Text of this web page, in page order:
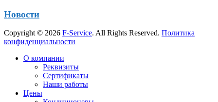
Новости
Copyright © 2026 F-Service. All Rights Reserved. Политика
конфиденциальности
вверх
О компании
Реквизиты
Сертификаты
Наши работы
Цены